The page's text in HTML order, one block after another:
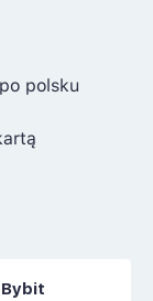
polsku
Bybit